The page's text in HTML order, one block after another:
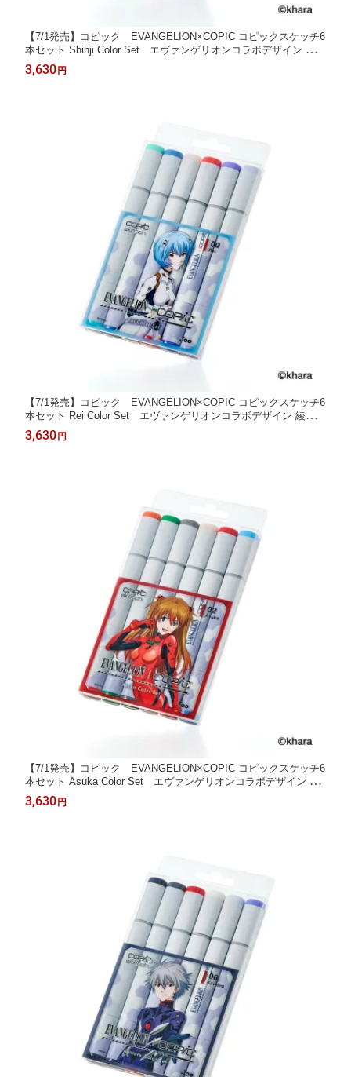
【7/1発売】コピック EVANGELION×COPIC コピックスケッチ6
本セット Shinji Color Set エヴァンゲリオンコラボデザイン 碇シ
ンジ 12502134
3,630 円
【7/1発売】コピック EVANGELION×COPIC コピックスケッチ6
本セット Rei Color Set エヴァンゲリオンコラボデザイン 綾波レ
イ 12502135
3,630 円
【7/1発売】コピック EVANGELION×COPIC コピックスケッチ6
本セット Asuka Color Set エヴァンゲリオンコラボデザイン 惣
流・アスカ・ラングレー 12502136
3,630 円